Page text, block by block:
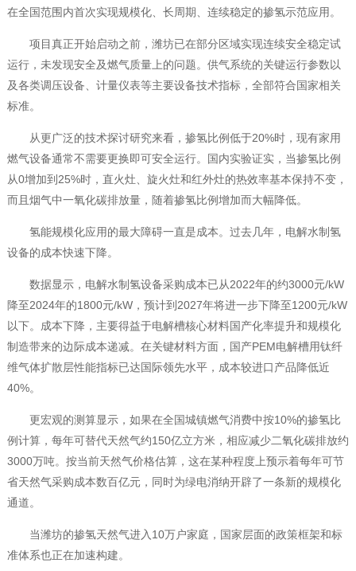
在全国范围内首次实现规模化、长周期、连续稳定的掺氢示范应用。
项目真正开始启动之前，潍坊已在部分区域实现连续安全稳定试
运行，未发现安全及燃气质量上的问题。供气系统的关键运行参数以
及各类调压设备、计量仪表等主要设备技术指标，全部符合国家相关
标准。
从更广泛的技术探讨研究来看，掺氢比例低于20%时，现有家用
燃气设备通常不需要更换即可安全运行。国内实验证实，当掺氢比例
从0增加到25%时，直火灶、旋火灶和红外灶的热效率基本保持不变，
而且烟气中一氧化碳排放量，随着掺氢比例增加而大幅降低。
氢能规模化应用的最大障碍一直是成本。过去几年，电解水制氢
设备的成本快速下降。
数据显示，电解水制氢设备采购成本已从2022年的约3000元/kW
降至2024年的1800元/kW，预计到2027年将进一步下降至1200元/kW
以下。成本下降，主要得益于电解槽核心材料国产化率提升和规模化
制造带来的边际成本递减。在关键材料方面，国产PEM电解槽用钛纤
维气体扩散层性能指标已达国际领先水平，成本较进口产品降低近
40%。
更宏观的测算显示，如果在全国城镇燃气消费中按10%的掺氢比
例计算，每年可替代天然气约150亿立方米，相应减少二氧化碳排放约
3000万吨。按当前天然气价格估算，这在某种程度上预示着每年可节
省天然气采购成本数百亿元，同时为绿电消纳开辟了一条新的规模化
通道。
当潍坊的掺氢天然气进入10万户家庭，国家层面的政策框架和标
准体系也正在加速构建。